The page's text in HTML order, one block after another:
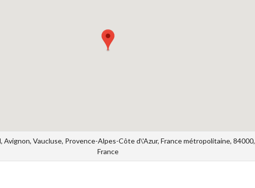
Avignon, Vaucluse, Provence-Alpes-Côte d\'Azur, France métropolitaine, 84000,
France